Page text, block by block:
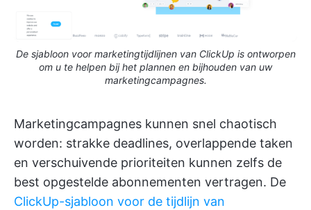
De sjabloon voor marketingtijdlijnen van ClickUp is ontworpen
om u te helpen bij het plannen en bijhouden van uw
marketingcampagnes.
Marketingcampagnes kunnen snel chaotisch
worden: strakke deadlines, overlappende taken
en verschuivende prioriteiten kunnen zelfs de
best opgestelde abonnementen vertragen. De
ClickUp-sjabloon voor de tijdlijn van